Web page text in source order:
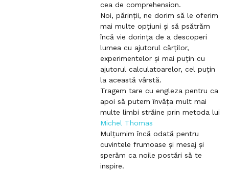
cea de comprehension.
Noi, părinții, ne dorim să le oferim
mai multe opțiuni și să psătrăm
încă vie dorința de a descoperi
lumea cu ajutorul cărților,
experimentelor și mai puțin cu
ajutorul calculatoarelor, cel puțin
la această vârstă.
Tragem tare cu engleza pentru ca
apoi să putem învăța mult mai
multe limbi străine prin metoda lui
Michel Thomas
Mulțumim încă odată pentru
cuvintele frumoase și mesaj și
sperăm ca noile postări să te
inspire.